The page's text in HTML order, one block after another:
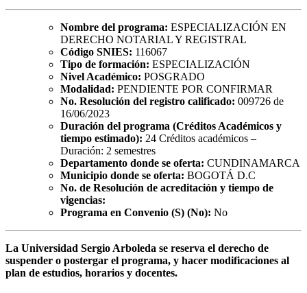
Nombre del programa: ESPECIALIZACIÓN EN
DERECHO NOTARIAL Y REGISTRAL
Código SNIES: 116067
Tipo de formación: ESPECIALIZACIÓN
Nivel Académico: POSGRADO
Modalidad: PENDIENTE POR CONFIRMAR
No. Resolución del registro calificado: 009726 de
16/06/2023
Duración del programa (Créditos Académicos y
tiempo estimado): 24 Créditos académicos –
Duración: 2 semestres
Departamento donde se oferta: CUNDINAMARCA
Municipio donde se oferta: BOGOTÁ D.C
No. de Resolución de acreditación y tiempo de
vigencias:
Programa en Convenio (S) (No): No
La Universidad Sergio Arboleda se reserva el derecho de
suspender o postergar el programa, y hacer modificaciones al
plan de estudios, horarios y docentes.